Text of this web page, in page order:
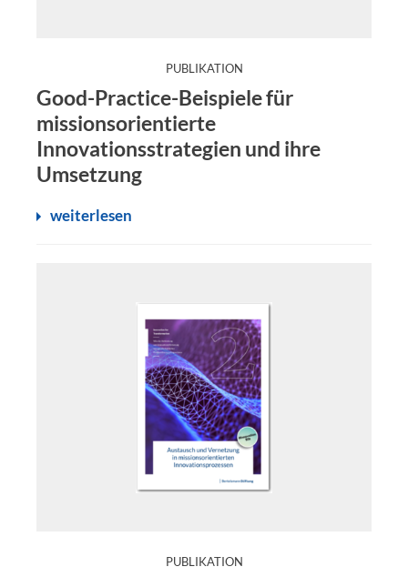
PUBLIKATION:
Good-Practice-Beispiele für
missionsorientierte
Innovationsstrategien und ihre
Umsetzung
Eine moderne Innovationspolitik sollte
weiterlesen
PUBLIKATION:
Austausch- und Vernetzungsprozesse sind wichtige